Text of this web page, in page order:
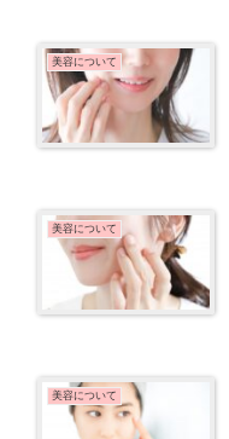
美容について
美容について
美容について